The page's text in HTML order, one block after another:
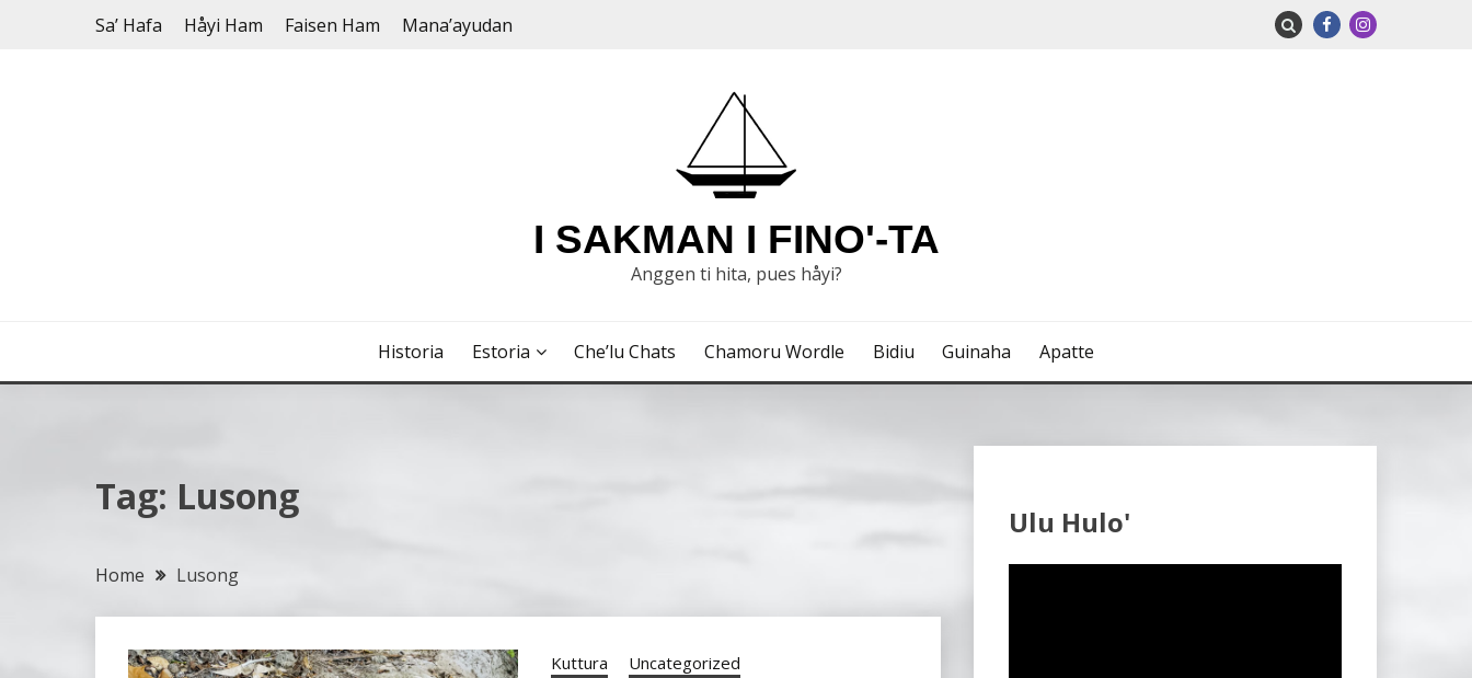
Sa’ Hafa Håyi Ham Faisen Ham Mana’ayudan
I SAKMAN I FINO'-TA
Anggen ti hita, pues håyi?
Historia Estoria Che’lu Chats Chamoru Wordle Bidiu Guinaha Apatte
Tag: Lusong
Home Lusong
Kuttura Uncategorized
Ulu Hulo'